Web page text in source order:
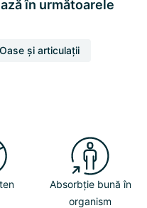
în următoarele
Oase și articulații
Absorbție bună în
organism